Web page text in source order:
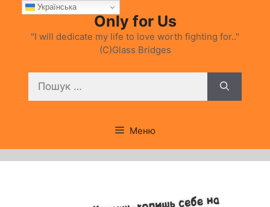
Перейти
вмісту
Only for Us
"I will dedicate my life to love worth fighting for.."
(C)Glass Bridges
Меню
Українська